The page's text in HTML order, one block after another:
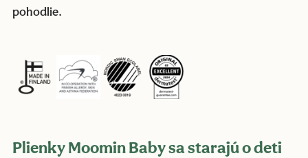
pohodlie.
Plienky Moomin Baby sa starajú o deti